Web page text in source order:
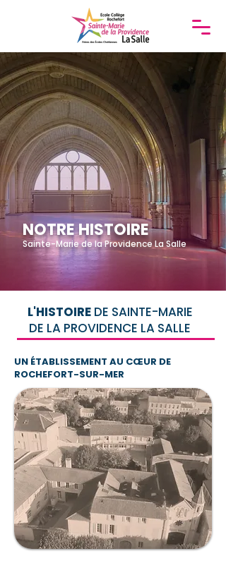
NOTRE HISTOIRE
Sainte-Marie de la Providence La Salle
L'HISTOIREDE SAINTE-MARIE
DE LA PROVIDENCE LA SALLE
UN ÉTABLISSEMENT AU CŒUR DE
ROCHEFORT-SUR-MER